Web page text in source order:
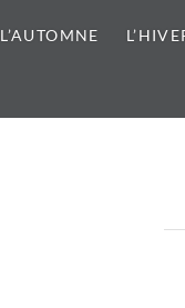
L’AUTOMNE